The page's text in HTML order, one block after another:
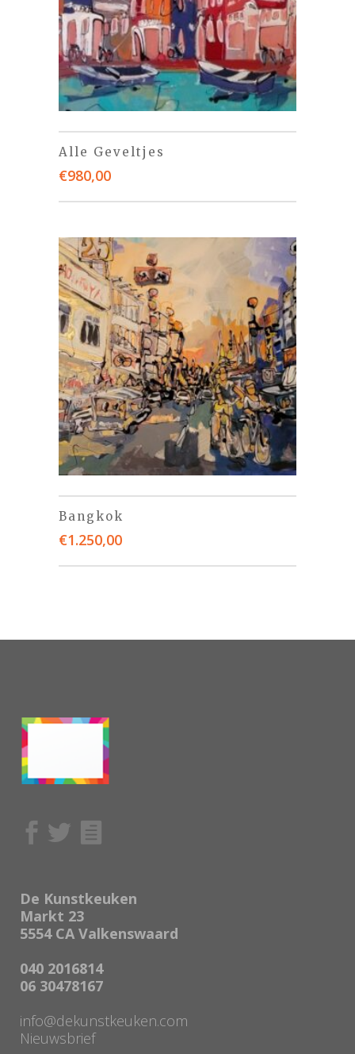
Alle Geveltjes
€980,00
Bangkok
€1.250,00
De Kunstkeuken
Markt 23
5554 CA Valkenswaard
040 2016814
06 30478167
info@dekunstkeuken.com
Nieuwsbrief